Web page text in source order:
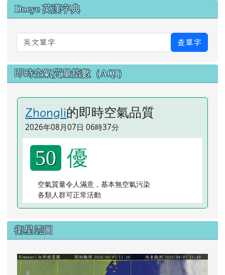
Dr.eye 英漢字典
英文單字 查單字
即時空氣質量指數（AQI）
Zhongli的即時空氣品質
2026年08月07日 06時37分
50 優
空氣質量令人滿意，基本無空氣污染
各類人群可正常活動
衛星雲圖
link